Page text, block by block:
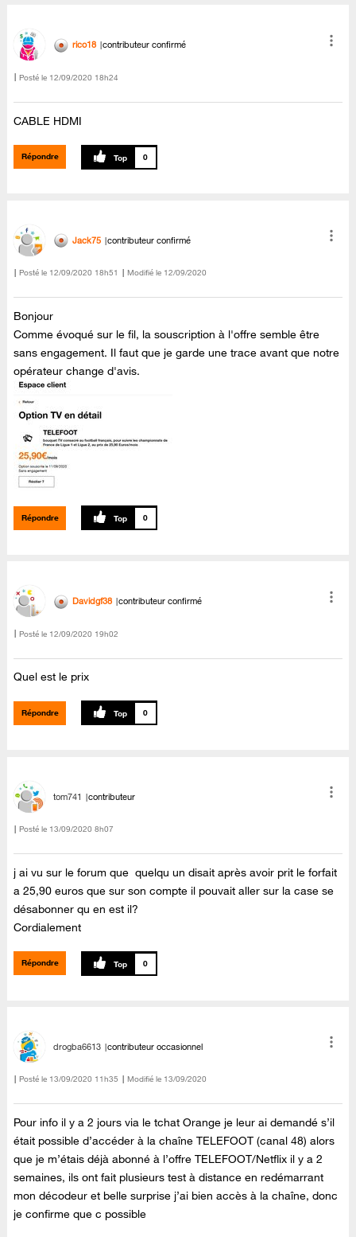
rico18 contributeur confirmé
Posté le ‎12/09/2020 18h24
CABLE HDMI
Répondre 0
Jack75 contributeur confirmé
Posté le ‎12/09/2020 18h51 Modifié le 12/09/2020
Bonjour
Comme évoqué sur le fil, la souscription à l'offre semble être
sans engagement. Il faut que je garde une trace avant que notre
opérateur change d'avis.
Répondre 0
Davidgf38 contributeur confirmé
Posté le ‎12/09/2020 19h02
Quel est le prix
Répondre 0
tom741 contributeur
Posté le ‎13/09/2020 8h07
j ai vu sur le forum que quelqu un disait après avoir prit le forfait
a 25,90 euros que sur son compte il pouvait aller sur la case se
désabonner qu en est il?
Cordialement
Répondre 0
drogba6613 contributeur occasionnel
Posté le ‎13/09/2020 11h35 Modifié le 13/09/2020
Pour info il y a 2 jours via le tchat Orange je leur ai demandé s’il
était possible d’accéder à la chaîne TELEFOOT (canal 48) alors
que je m’étais déjà abonné à l’offre TELEFOOT/Netflix il y a 2
semaines, ils ont fait plusieurs test à distance en redémarrant
mon décodeur et belle surprise j’ai bien accès à la chaîne, donc
je confirme que c possible